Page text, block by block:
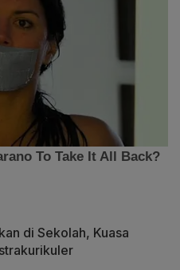
di Sekolah, Kuasa